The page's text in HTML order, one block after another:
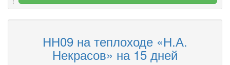
НН09 на теплоходе «Н.А.
Некрасов» на 15 дней